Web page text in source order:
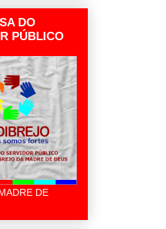
DO
PÚBLICO
DE